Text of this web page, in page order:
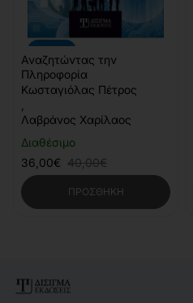
Διαθέσιμο
Αναζητώντας την
Πληροφορία
Κωσταγιόλας Πέτρος
Λαβράνος Χαρίλαος
36,00€ 40,00€
ΠΡΟΣΘΉΚΗ